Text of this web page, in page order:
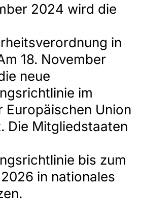
2024 wird die
in
18. November
neue
im
Europäischen Union
Die Mitgliedstaaten
bis zum
in nationales